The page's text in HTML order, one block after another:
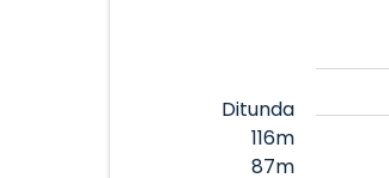
Ditunda
116m
87m